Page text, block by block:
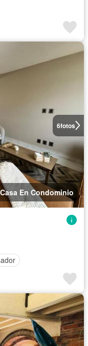
6fotos
Casa En Condominio